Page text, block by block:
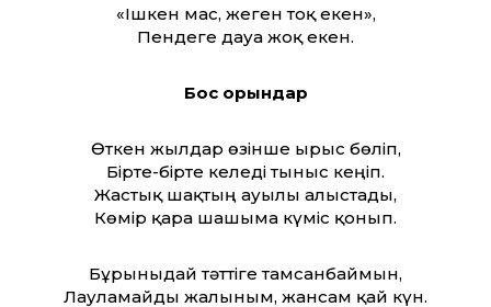
«Ішкен мас, жеген тоқ екен»,
Пендеге дауа жоқ екен.
Бос орындар
Өткен жылдар өзінше ырыс бөліп,
Бірте-бірте келеді тыныс кеңіп.
Жастық шақтың ауылы алыстады,
Көмір қара шашыма күміс қонып.
Бұрынғыдай тәт­тіге тамсанбаймын,
Лауламайды жалыным, жансам қай күн.